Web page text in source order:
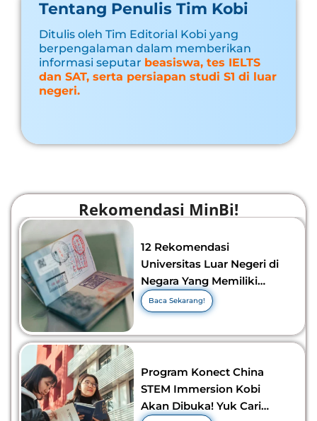
Tentang Penulis Tim Kobi
Ditulis oleh Tim Editorial Kobi yang
berpengalaman dalam memberikan
informasi seputar beasiswa, tes IELTS
dan SAT, serta persiapan studi S1 di luar
negeri.
Rekomendasi MinBi!
12 Rekomendasi
Universitas Luar Negeri di
Negara Yang Memiliki
Visa Murah di 2026-2027!
Baca Sekarang!
Program Konect China
STEM Immersion Kobi
Akan Dibuka! Yuk Cari